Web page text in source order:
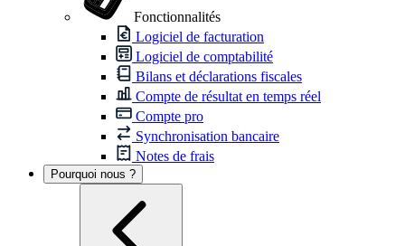
Fonctionnalités
Logiciel de facturation
Logiciel de comptabilité
Bilans et déclarations fiscales
Compte de résultat en temps réel
Compte pro
Synchronisation bancaire
Notes de frais
Pourquoi nous ?